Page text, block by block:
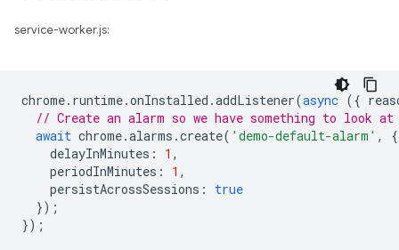
service-worker.js:
chrome. runtime.onInstalled .addListener(async ({
// Create an alarm so we have something to look at
await chrome.alarms .create( 'demo-default-alarm' ,
{
delayInMinutes : 1 ,
periodInMinutes : 1 ,
persistAcrossSessions :
true
});
});